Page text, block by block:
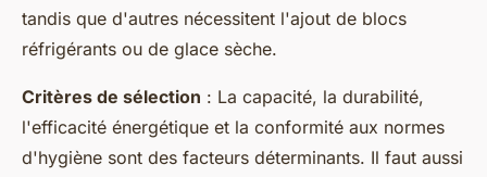
tandis que d'autres nécessitent l'ajout de blocs
réfrigérants ou de glace sèche.
Critères de sélection : La capacité, la durabilité,
l'efficacité énergétique et la conformité aux normes
d'hygiène sont des facteurs déterminants. Il faut aussi